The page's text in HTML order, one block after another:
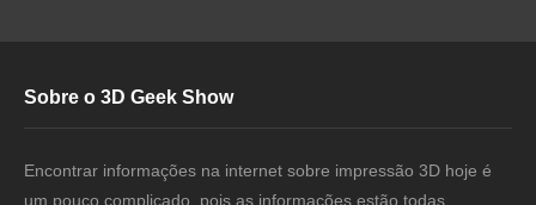
Sobre o 3D Geek Show
Encontrar informações na internet sobre impressão 3D hoje é
um pouco complicado, pois as informacões estão todas